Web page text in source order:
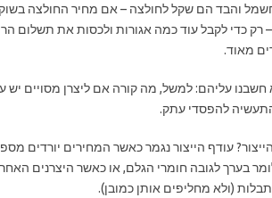
רק כדי לקבל עוד כמה אגורות ולכסות את תשלום
מאוד.
עליהם: למשל, מה קורה אם ליצרן מסויים יש
התעשיה להפסדי עתק.
עודף הייצור נגמר כאשר המחירים יורדים
בערך לגובה חומרי הגלם, או כאשר היצרנים
(ולא מחליפים אותן כמובן).